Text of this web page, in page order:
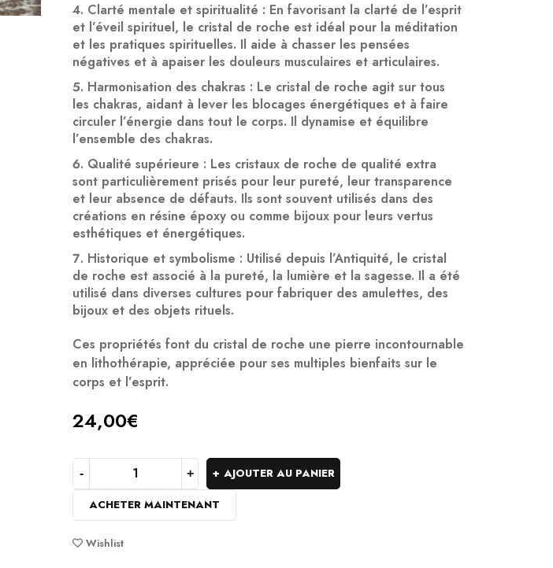
Clarté mentale et spiritualité : En favorisant la clarté de l’esprit
et l’éveil spirituel, le cristal de roche est idéal pour la méditation
et les pratiques spirituelles. Il aide à chasser les pensées
négatives et à apaiser les douleurs musculaires et articulaires.
Harmonisation des chakras : Le cristal de roche agit sur tous
les chakras, aidant à lever les blocages énergétiques et à faire
circuler l’énergie dans tout le corps. Il dynamise et équilibre
l’ensemble des chakras.
Qualité supérieure : Les cristaux de roche de qualité extra
sont particulièrement prisés pour leur pureté, leur transparence
et leur absence de défauts. Ils sont souvent utilisés dans des
créations en résine époxy ou comme bijoux pour leurs vertus
esthétiques et énergétiques.
Historique et symbolisme : Utilisé depuis l’Antiquité, le cristal
de roche est associé à la pureté, la lumière et la sagesse. Il a été
utilisé dans diverses cultures pour fabriquer des amulettes, des
bijoux et des objets rituels.
Ces propriétés font du cristal de roche une pierre incontournable
en lithothérapie, appréciée pour ses multiples bienfaits sur le
corps et l’esprit.
24,00€
AJOUTER AU PANIER
ACHETER MAINTENANT
Wishlist